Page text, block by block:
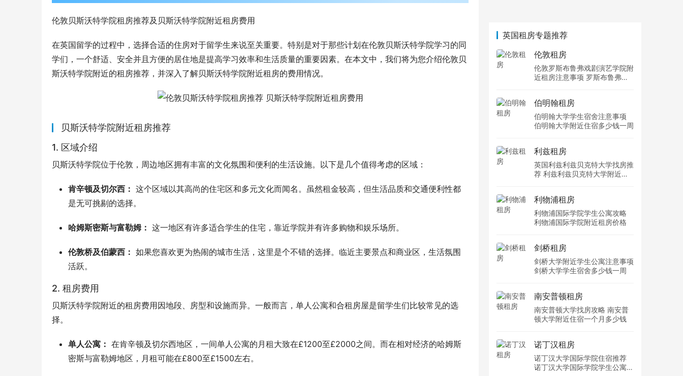
伦敦贝斯沃特学院租房推荐及贝斯沃特学院附近租房费用
在英国留学的过程中，选择合适的住房对于留学生来说至关重要。特别是对于那些计划在伦敦贝斯沃特学院学习的同
学们，一个舒适、安全并且方便的居住地是提高学习效率和生活质量的重要因素。在本文中，我们将为您介绍伦敦贝
斯沃特学院附近的租房推荐，并深入了解贝斯沃特学院附近租房的费用情况。
贝斯沃特学院附近租房推荐
1. 区域介绍
贝斯沃特学院位于伦敦，周边地区拥有丰富的文化氛围和便利的生活设施。以下是几个值得考虑的区域：
肯辛顿及切尔西： 这个区域以其高尚的住宅区和多元文化而闻名。虽然租金较高，但生活品质和交通便利性都
是无可挑剔的选择。
哈姆斯密斯与富勒姆： 这一地区有许多适合学生的住宅，靠近学院并有许多购物和娱乐场所。
伦敦桥及伯蒙西： 如果您喜欢更为热闹的城市生活，这里是个不错的选择。临近主要景点和商业区，生活氛围
活跃。
2. 租房费用
贝斯沃特学院附近的租房费用因地段、房型和设施而异。一般而言，单人公寓和合租房屋是留学生们比较常见的选
择。
单人公寓： 在肯辛顿及切尔西地区，一间单人公寓的月租大致在£1200至£2000之间。而在相对经济的哈姆斯
密斯与富勒姆地区，月租可能在£800至£1500左右。
英国租房专题推荐
伦敦租房
伦敦罗斯布鲁弗戏剧演艺学院附
近租房注意事项 罗斯布鲁弗戏
伯明翰租房
伯明翰大学学生宿舍注意事项
伯明翰大学附近住宿多少钱一周
利兹租房
英国利兹利兹贝克特大学找房推
荐 利兹利兹贝克特大学附近住
利物浦租房
利物浦国际学院学生公寓攻略
利物浦国际学院附近租房价格
剑桥租房
剑桥大学附近学生公寓注意事项
剑桥大学学生宿舍多少钱一周
南安普顿租房
南安普顿大学找房攻略 南安普
顿大学附近住宿一个月多少钱
诺丁汉租房
诺丁汉大学国际学院住宿推荐
诺丁汉大学国际学院学生公寓多